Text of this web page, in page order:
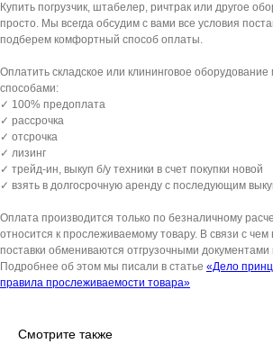
Купить погрузчик, штабелер, ричтрак или другое
просто. Мы всегда обсудим с вами все условия
подберем комфортный способ оплаты.
Оплатить складское или клининговое
способами:
✓ 100% предоплата
✓ рассрочка
✓ отсрочка
✓ лизинг
✓ трейд-ин, выкуп б/у техники в счет покупки новой
✓ взять в долгосрочную аренду с последующим
Оплата производится только по безналичному
относится к прослеживаемому товару. В связи с чем
поставки обмениваются отгрузочными
Подробнее об этом мы писали в статье «Дело
правила прослеживаемости товара»
Смотрите также